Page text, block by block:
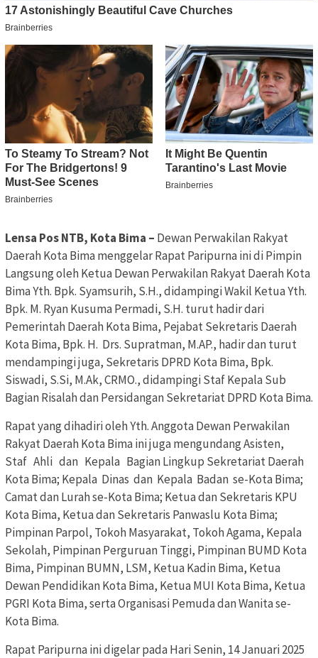
Lensa Pos NTB, Kota Bima – Dewan Perwakilan Rakyat
Daerah Kota Bima menggelar Rapat Paripurna ini di Pimpin
Langsung oleh Ketua Dewan Perwakilan Rakyat Daerah Kota
Bima Yth. Bpk. Syamsurih, S.H., didampingi Wakil Ketua Yth.
Bpk. M. Ryan Kusuma Permadi, S.H. turut hadir dari
Pemerintah Daerah Kota Bima, Pejabat Sekretaris Daerah
Kota Bima, Bpk. H. Drs. Supratman, M.AP., hadir dan turut
mendampingi juga, Sekretaris DPRD Kota Bima, Bpk.
Siswadi, S.Si, M.Ak, CRMO., didampingi Staf Kepala Sub
Bagian Risalah dan Persidangan Sekretariat DPRD Kota Bima.
Rapat yang dihadiri oleh Yth. Anggota Dewan Perwakilan
Rakyat Daerah Kota Bima ini juga mengundang Asisten,
Staf Ahli dan Kepala Bagian Lingkup Sekretariat Daerah
Kota Bima; Kepala Dinas dan Kepala Badan se-Kota Bima;
Camat dan Lurah se-Kota Bima; Ketua dan Sekretaris KPU
Kota Bima, Ketua dan Sekretaris Panwaslu Kota Bima;
Pimpinan Parpol, Tokoh Masyarakat, Tokoh Agama, Kepala
Sekolah, Pimpinan Perguruan Tinggi, Pimpinan BUMD Kota
Bima, Pimpinan BUMN, LSM, Ketua Kadin Bima, Ketua
Dewan Pendidikan Kota Bima, Ketua MUI Kota Bima, Ketua
PGRI Kota Bima, serta Organisasi Pemuda dan Wanita se-
Kota Bima.
Rapat Paripurna ini digelar pada Hari Senin, 14 Januari 2025